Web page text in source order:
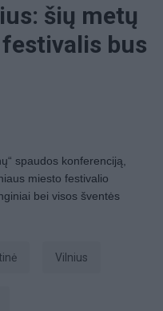
šių metų
festivalis bus
spaudos konferenciją,
miesto festivalio
bei visos šventės
Vilnius